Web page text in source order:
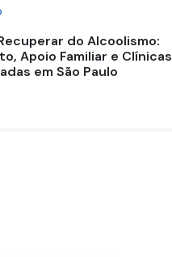
do Alcoolismo:
Apoio Familiar e Clínicas
em São Paulo